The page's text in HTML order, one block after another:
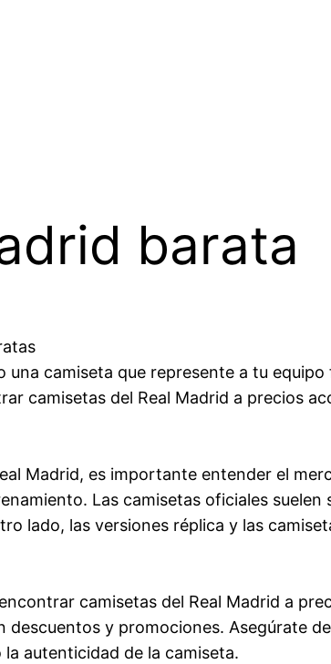
barata
una camiseta que represente a tu
camisetas del Real Madrid a precios
Madrid, es importante entender el
Las camisetas oficiales
lado, las versiones réplica y las
camisetas del Real Madrid a
y promociones. Asegúrate
autenticidad de la camiseta.